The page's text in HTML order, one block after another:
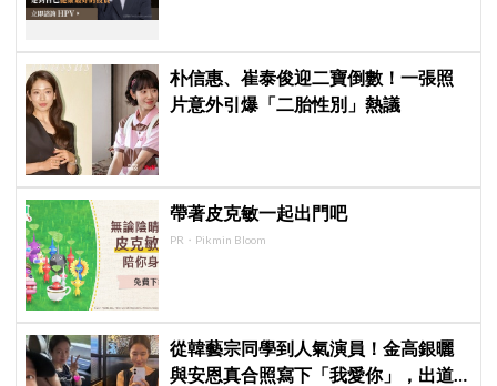
朴信惠、崔泰俊迎二寶倒數！一張照
片意外引爆「二胎性別」熱議
帶著皮克敏一起出門吧
PR・Pikmin Bloom
從韓藝宗同學到人氣演員！金高銀曬
與安恩真合照寫下「我愛你」，出道